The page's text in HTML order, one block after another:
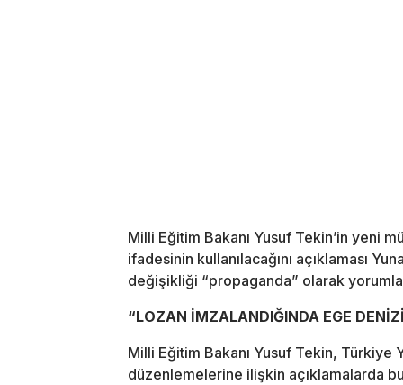
Milli Eğitim Bakanı Yusuf Tekin’in yeni
ifadesinin kullanılacağını açıklaması
değişikliği “propaganda” olarak
“LOZAN İMZALANDIĞINDA EGE
Milli Eğitim Bakanı Yusuf Tekin, Türkiye
düzenlemelerine ilişkin açıklamalarda